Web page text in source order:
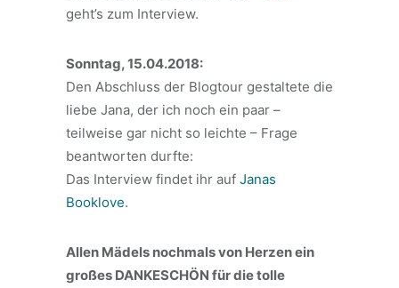
geht’s zum Interview.
Sonntag, 15.04.2018:
Den Abschluss der Blogtour gestaltete die
liebe Jana, der ich noch ein paar –
teilweise gar nicht so leichte – Frage
beantworten durfte:
Das Interview findet ihr auf Janas
Booklove.
Allen Mädels nochmals von Herzen ein
großes DANKESCHÖN für die tolle